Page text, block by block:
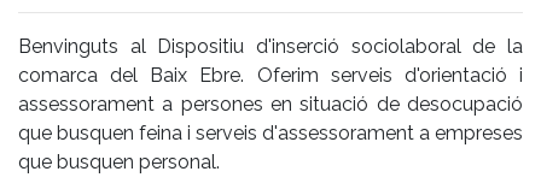
Benvinguts al Dispositiu d'inserció sociolaboral de la
comarca del Baix Ebre. Oferim serveis d'orientació i
assessorament a persones en situació de desocupació
que busquen feina i serveis d'assessorament a empreses
que busquen personal.